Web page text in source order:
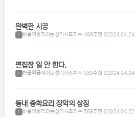
완벽한 시공
1 하울의움직이는성기사조회수 486추천 02024.04.24
편집장 일 안 한다.
1 하울의움직이는성기사조회수 539추천 02024.04.24
동내 중화요리 장악의 상징
1 하울의움직이는성기사조회수 589추천 02024.04.22